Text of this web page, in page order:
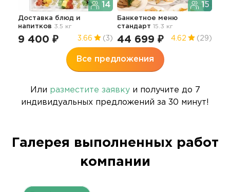
14
Доставка блюд и
напитков 3.5 кг
9 400 ₽ 3.66 (3)
15
Банкетное меню
стандарт 15.3 кг
44 699 ₽ 4.62 (29)
Все предложения
Или разместите заявкуи получите до 7
индивидуальных предложений за 30 минут!
Галерея выполненных работ
компании